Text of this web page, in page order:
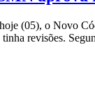
(05), o Novo
revisões.